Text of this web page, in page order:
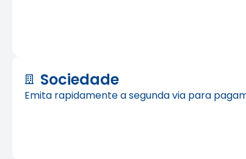
Sociedade
Emita rapidamente a segunda via para